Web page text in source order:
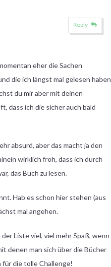
eher die Sachen
die ich längst mal gelesen haben
du mir aber mit deinen
dass ich die sicher auch bald
absurd, aber das macht ja den
wirklich froh, dass ich durch
das Buch zu lesen.
Hab es schon hier stehen (aus
mal angehen.
Liste viel, viel mehr Spaß, wenn
denen man sich über die Bücher
für die tolle Challenge!
Reply